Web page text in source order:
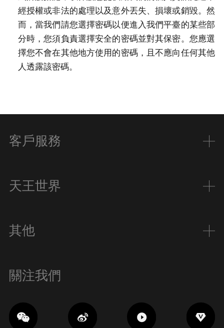
經授權或非法的處理以及意外丟失、損壞或銷毀。然
而，當我們請您選擇密碼以便進入我們平臺的某些部
分時，您須負責選擇安全的密碼並對其保密。您應選
擇您不會在其他地方使用的密碼，且不應向任何其他
人透露該密碼。
客戶服務
天王世界
其他
關注我們